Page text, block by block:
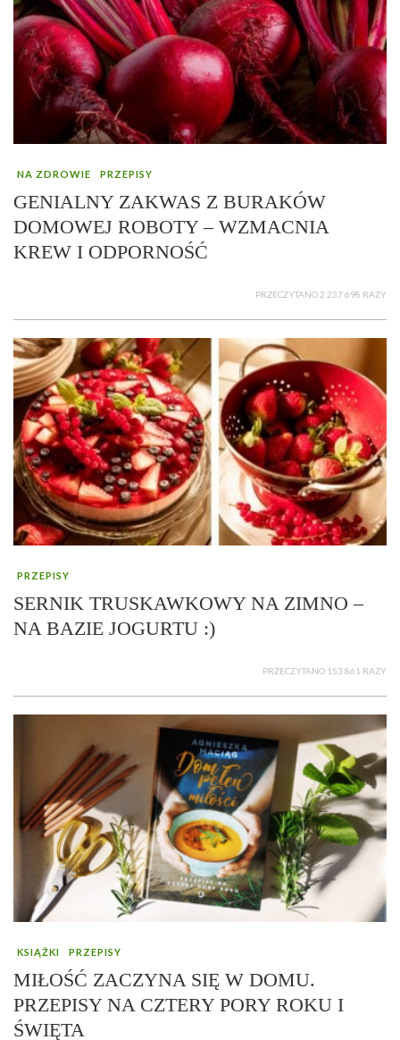
NA ZDROWIE PRZEPISY
GENIALNY ZAKWAS Z BURAKÓW
DOMOWEJ ROBOTY – WZMACNIA
KREW I ODPORNOŚĆ
PRZECZYTANO 2 237 698 RAZY
PRZEPISY
SERNIK TRUSKAWKOWY NA ZIMNO –
NA BAZIE JOGURTU :)
PRZECZYTANO 153 861 RAZY
KSIĄŻKI PRZEPISY
MIŁOŚĆ ZACZYNA SIĘ W DOMU.
PRZEPISY NA CZTERY PORY ROKU I
ŚWIĘTA